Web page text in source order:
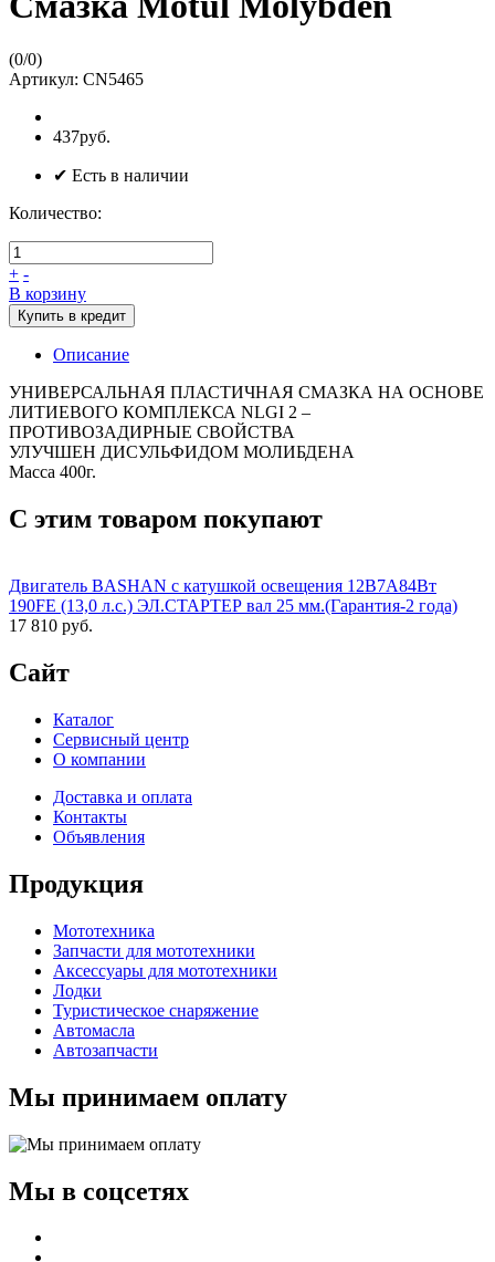
(0/0)
Артикул: CN5465
437руб.
✔ Есть в наличии
Количество:
+ -
В корзину
Купить в кредит
Описание
УНИВЕРСАЛЬНАЯ ПЛАСТИЧНАЯ СМАЗКА НА ОСНОВЕ
ЛИТИЕВОГО КОМПЛЕКСА NLGI 2 –
ПРОТИВОЗАДИРНЫЕ СВОЙСТВА
УЛУЧШЕН ДИСУЛЬФИДОМ МОЛИБДЕНА
Масса 400г.
С этим товаром покупают
Двигатель BASHAN с катушкой освещения 12В7А84Вт
190FE (13,0 л.с.) ЭЛ.СТАРТЕР вал 25 мм.(Гарантия-2 года)
17 810 руб.
Сайт
Каталог
Сервисный центр
О компании
Доставка и оплата
Контакты
Объявления
Продукция
Мототехника
Запчасти для мототехники
Аксессуары для мототехники
Лодки
Туристическое снаряжение
Автомасла
Автозапчасти
Мы принимаем оплату
Мы в соцсетях